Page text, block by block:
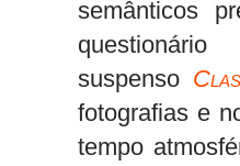
semânticos
suspenso
fotografias e
tempo